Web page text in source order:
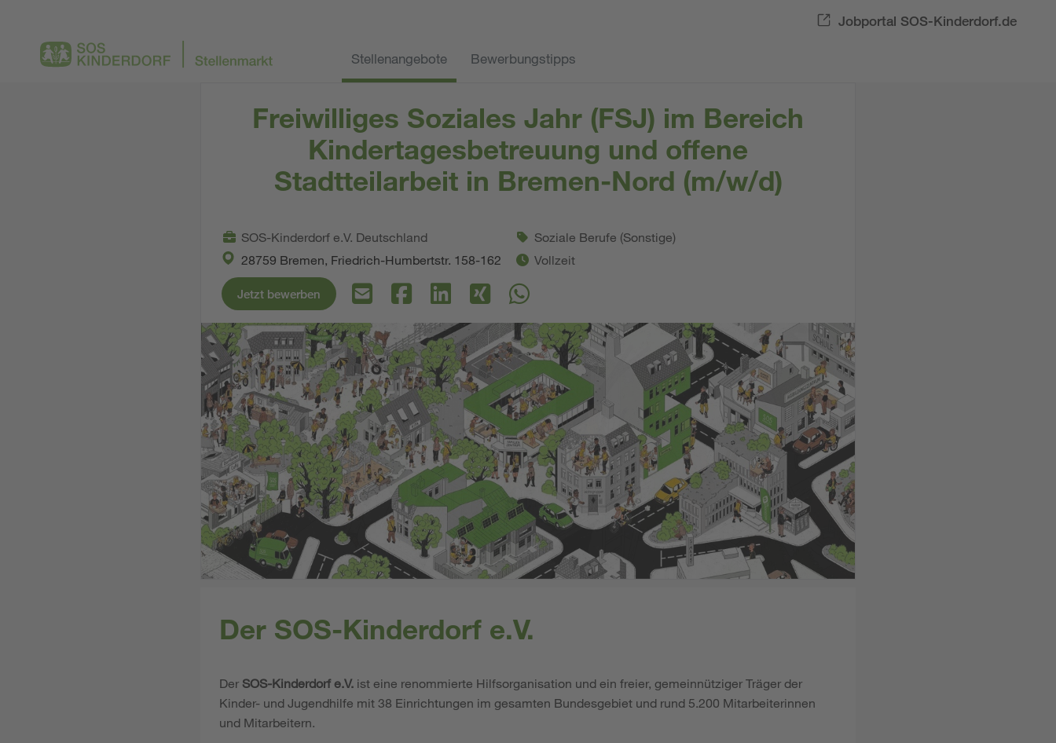
Jobportal SOS-Kinderdorf.de
Stellenangebote Bewerbungstipps
Freiwilliges Soziales Jahr (FSJ) im Bereich
Kindertagesbetreuung und offene
Stadtteilarbeit in Bremen-Nord (m/w/d)
SOS-Kinderdorf e.V. Deutschland
28759 Bremen, Friedrich-Humbertstr. 158-162
Soziale Berufe (Sonstige)
Vollzeit
Jetzt bewerben
Der SOS-Kinderdorf e.V.
Der SOS-Kinderdorf e.V. ist eine renommierte Hilfsorganisation und ein freier, gemeinnütziger Träger der
Kinder- und Jugendhilfe mit 38 Einrichtungen im gesamten Bundesgebiet und rund 5.200 Mitarbeiterinnen
und Mitarbeitern.